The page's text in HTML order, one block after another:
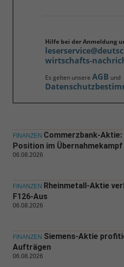
Hilfe bei der Anmeldung
wirtschafts-
Es gelten unsere AGB und
FINANZEN Commerzbank-
Position im
06.08.2026
FINANZEN Rheinmetall-Aktie
F126-Aus
06.08.2026
FINANZEN Siemens-Aktie
Aufträgen
06.08.2026